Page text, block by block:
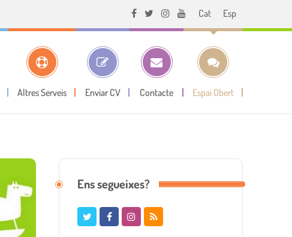
Cat Esp
Altres Serveis Enviar CV Contacte Espai Obert
Ens segueixes?